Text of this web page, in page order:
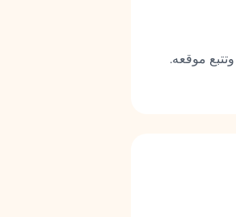
موقعه.